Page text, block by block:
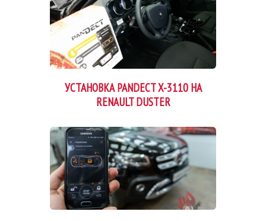
УСТАНОВКА PANDECT X-3110 НА
RENAULT DUSTER